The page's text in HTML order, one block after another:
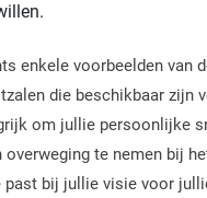
enkele voorbeelden van
die beschikbaar zijn
om jullie persoonlijke
te nemen bij
past bij jullie visie voor